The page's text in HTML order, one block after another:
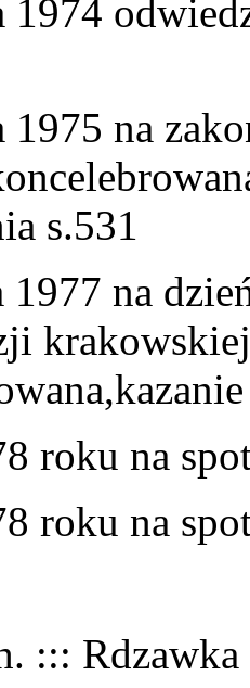
1974
1975 na
s.531
1977 na
roku na
roku na
::: Rdzawka